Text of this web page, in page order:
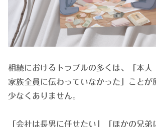
相続におけるトラブルの多くは、「本人
家族全員に伝わっていなかった」ことが
少なくありません。
「会社は長男に任せたい」「ほかの兄